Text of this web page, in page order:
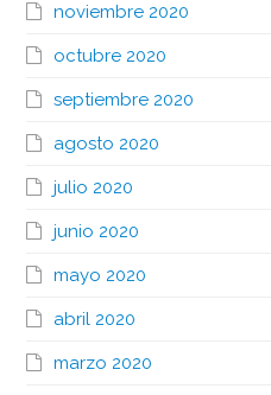
noviembre 2020
octubre 2020
septiembre 2020
agosto 2020
julio 2020
junio 2020
mayo 2020
abril 2020
marzo 2020